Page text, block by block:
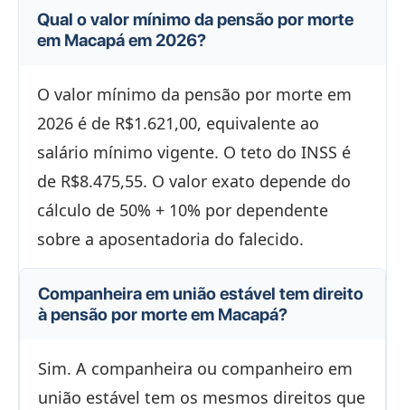
Qual o valor mínimo da pensão por morte
em Macapá em 2026?
O valor mínimo da pensão por morte em
2026 é de R$1.621,00, equivalente ao
salário mínimo vigente. O teto do INSS é
de R$8.475,55. O valor exato depende do
cálculo de 50% + 10% por dependente
sobre a aposentadoria do falecido.
Companheira em união estável tem direito
à pensão por morte em Macapá?
Sim. A companheira ou companheiro em
união estável tem os mesmos direitos que